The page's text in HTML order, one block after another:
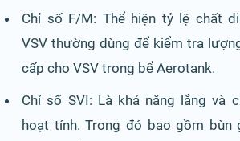
Chỉ số F/M: Thể hiện tỷ lệ chất
VSV thường dùng để kiểm tra
cấp cho VSV trong bể Aerotank.
Chỉ số SVI: Là khả năng lắng và
hoạt tính. Trong đó bao gồm bùn